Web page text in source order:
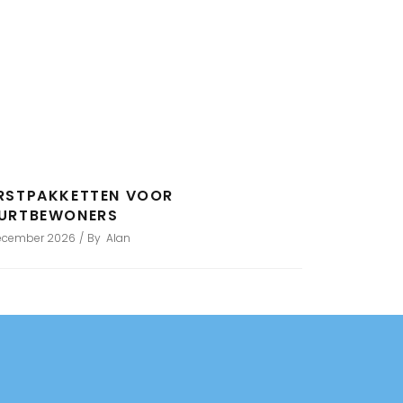
VOOR
2026 By Alan